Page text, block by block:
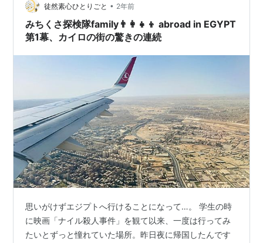
のホテルで一泊。翌日は他のツアー客とは別行動の日。
…
徒然素心ひとりごと • 2年前
みちくさ探検隊family👨‍👩‍👧‍👦 abroad in EGYPT
第1幕、カイロの街の驚きの連続
思いがけずエジプトへ行けることになって…。 学生の時
に映画「ナイル殺人事件」を観て以来、一度は行ってみ
たいとずっと憧れていた場所。昨日夜に帰国したんです